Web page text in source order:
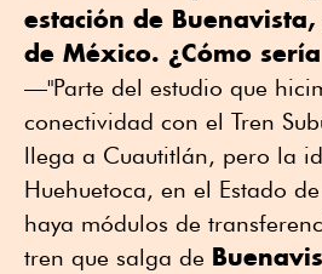
estación de
de México. ¿Cómo
—"Parte del estudio que
conectividad con el Tren
llega a Cuautitlán, pero la
Huehuetoca, en el Estado
haya módulos de
tren que salga de